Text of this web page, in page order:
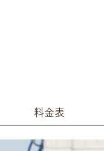
料金表